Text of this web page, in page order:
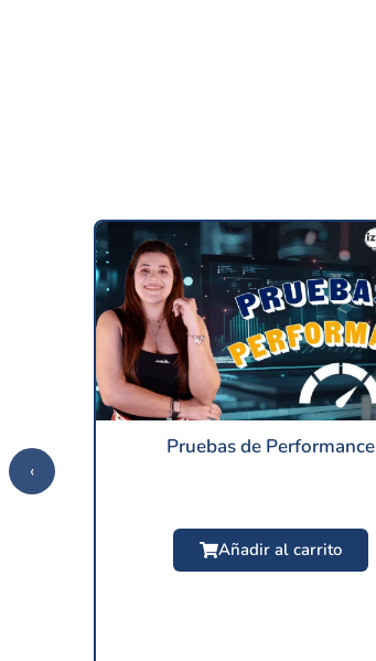
Pruebas de Performance
Añadir al carrito
‹